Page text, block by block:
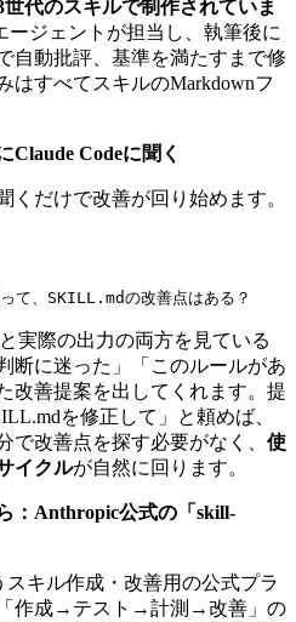
代のスキルで制作されていま
ージェントが担当し、執筆後に
自動批評、基準を満たすまで修
すべてスキルのMarkdownフ
Claude Codeに聞く
くだけで改善が回り始めます。
て、SKILL.mdの改善点はある？
実際の出力の両方を見ている
断に迷った」「このルールがあ
改善提案を出してくれます。提
を修正して」と頼めば、
で改善点を探す必要がなく、 使
イクルが自然に回ります。
：Anthropic公式の「skill-
スキル作成・改善用の公式プラ
作成→テスト→計測→改善」の